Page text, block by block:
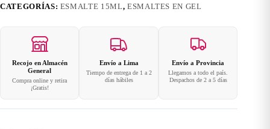
CATEGORÍAS: ESMALTE 15ML, ESMALTES EN GEL
Recojo en Almacén
General
Compra online y retira
¡Gratis!
Envío a Lima
Tiempo de entrega de 1 a 2
días hábiles
Envío a Provincia
Llegamos a todo el país.
Despachos de 2 a 5 días